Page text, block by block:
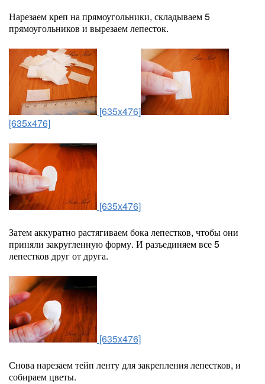
Нарезаем креп на прямоугольники, складываем 5
прямоугольников и вырезаем лепесток.
[635x476]
[635x476]
[635x476]
Затем аккуратно растягиваем бока лепестков, чтобы они
приняли закругленную форму. И разъединяем все 5
лепестков друг от друга.
[635x476]
Снова нарезаем тейп ленту для закрепления лепестков, и
собираем цветы.